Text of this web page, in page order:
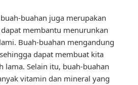
buahan juga merupakan
membantu menurunkan
Buah-buahan mengandung
dapat membuat kita
lama. Selain itu, buah-buahan
vitamin dan mineral yang